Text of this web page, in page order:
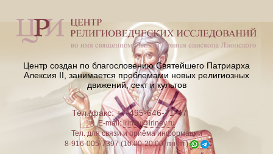
Центр создан по благословению Святейшего Патриарха
Алексия II, занимается проблемами новых религиозных
движений, сект и культов
Тел./факс: +7-495-646-71-47
E-mail:iriney@iriney.ru
Тел. для связи и приёма информации
8-916-005-7397 (10:00-20:00, пн-пт)